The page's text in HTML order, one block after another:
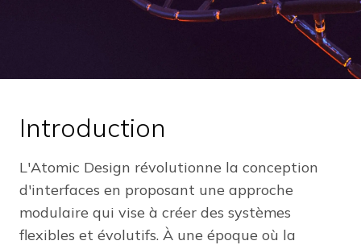
Introduction
L'Atomic Design révolutionne la conception
d'interfaces en proposant une approche
modulaire qui vise à créer des systèmes
flexibles et évolutifs. À une époque où la